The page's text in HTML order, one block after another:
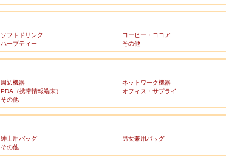
ソフトドリンク コーヒー・ココア
ハーブティー その他
周辺機器 ネットワーク機器
PDA（携帯情報端末） オフィス・サプライ
その他
紳士用バッグ 男女兼用バッグ
その他